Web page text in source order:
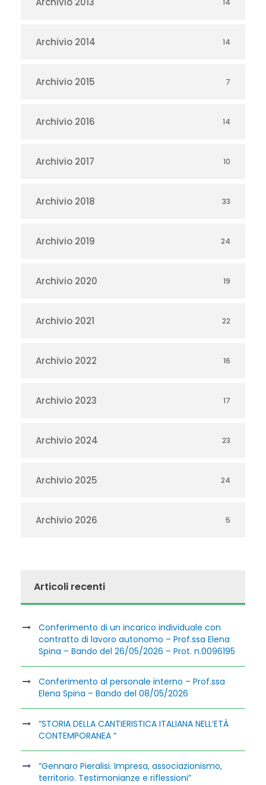
14
Archivio 2014 14
Archivio 2015 7
Archivio 2016 14
Archivio 2017 10
Archivio 2018 33
Archivio 2019 24
Archivio 2020 19
Archivio 2021 22
Archivio 2022 16
Archivio 2023 17
Archivio 2024 23
Archivio 2025 24
Archivio 2026 5
Articoli recenti
Conferimento di un incarico individuale con
contratto di lavoro autonomo – Prof.ssa Elena
Spina – Bando del 26/05/2026 – Prot. n.0096195
Conferimento al personale interno – Prof.ssa
Elena Spina – Bando del 08/05/2026
“STORIA DELLA CANTIERISTICA ITALIANA NELL’ETÀ
CONTEMPORANEA “
“Gennaro Pieralisi. Impresa, associazionismo,
territorio. Testimonianze e riflessioni”